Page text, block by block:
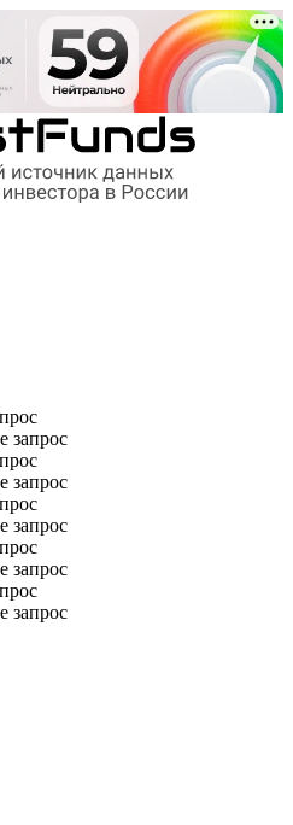
запрос
запрос
запрос
запрос
запрос